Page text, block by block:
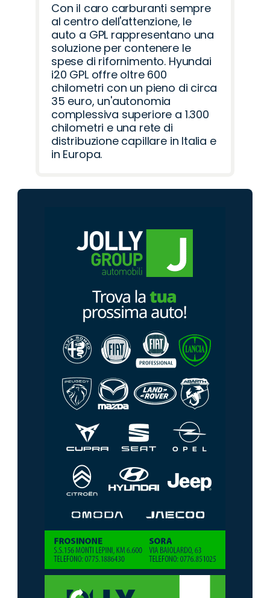
Con il caro carburanti sempre
al centro dell'attenzione, le
auto a GPL rappresentano una
soluzione per contenere le
spese di rifornimento. Hyundai
i20 GPL offre oltre 600
chilometri con un pieno di circa
35 euro, un'autonomia
complessiva superiore a 1.300
chilometri e una rete di
distribuzione capillare in Italia e
in Europa.